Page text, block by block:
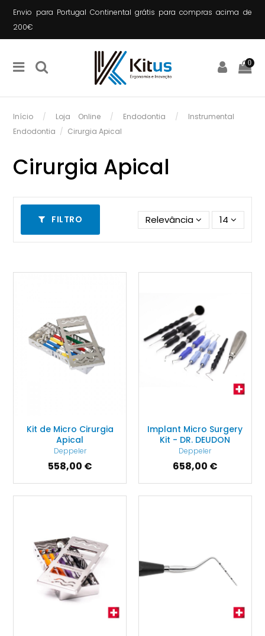
Envio para Portugal Continental grátis para compras acima de
200€
0
Início Loja Online Endodontia
Instrumental
Endodontia
Cirurgia Apical
Cirurgia Apical
FILTRO Relevância 14
Kit de Micro Cirurgia
Apical
Deppeler
558,00 €
Implant Micro Surgery
Kit - DR. DEUDON
Deppeler
658,00 €